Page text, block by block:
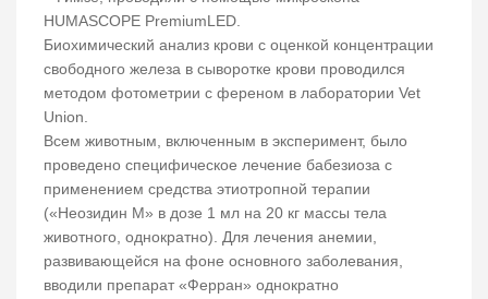
HUMASCOPE PremiumLED.
Биохимический анализ крови с оценкой концентрации
свободного железа в сыворотке крови проводился
методом фотометрии с ференом в лаборатории Vet
Union.
Всем животным, включенным в эксперимент, было
проведено специфическое лечение бабезиоза с
применением средства этиотропной терапии
(«Неозидин М» в дозе 1 мл на 20 кг массы тела
животного, однократно). Для лечения анемии,
развивающейся на фоне основного заболевания,
вводили препарат «Ферран» однократно